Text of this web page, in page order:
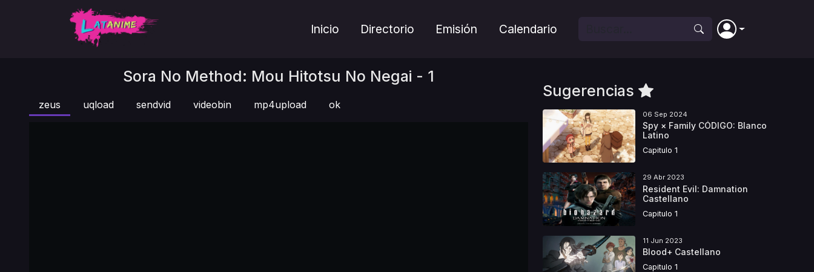
Inicio Directorio Emisión Calendario
Sora No Method: Mou Hitotsu No Negai - 1
zeus uqload sendvid videobin mp4upload ok
Sugerencias
06 Sep 2024
Spy × Family CÓDIGO: Blanco
Latino
Capitulo 1
29 Abr 2023
Resident Evil: Damnation
Castellano
Capitulo 1
11 Jun 2023
Blood+ Castellano
Capitulo 1